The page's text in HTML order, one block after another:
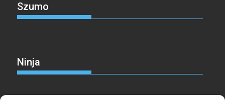
Szumo
Ninja